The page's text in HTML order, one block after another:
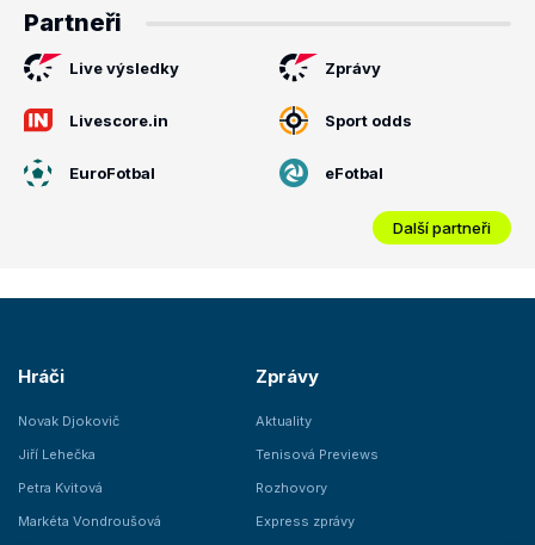
Partneři
Live výsledky Zprávy
Livescore.in Sport odds
EuroFotbal eFotbal
Další partneři
Hráči
Novak Djokovič
Jiří Lehečka
Petra Kvitová
Markéta Vondroušová
Zprávy
Aktuality
Tenisová Previews
Rozhovory
Express zprávy